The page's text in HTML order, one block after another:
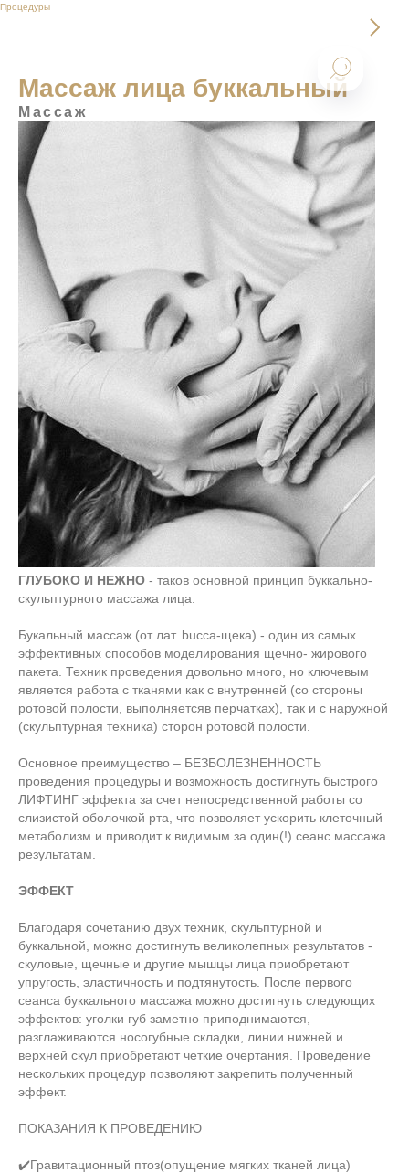
Процедуры
Массаж лица буккальный
Массаж
ГЛУБОКО И НЕЖНО - таков основной принцип буккально-
скульптурного массажа лица.
Букальный массаж (от лат. bucca-щека) - один из самых
эффективных способов моделирования щечно- жирового
пакета. Техник проведения довольно много, но ключевым
является работа с тканями как с внутренней (со стороны
ротовой полости, выполняетсяв перчатках), так и с наружной
(скульптурная техника) сторон ротовой полости.
Основное преимущество – БЕЗБОЛЕЗНЕННОСТЬ
проведения процедуры и возможность достигнуть быстрого
ЛИФТИНГ эффекта за счет непосредственной работы со
слизистой оболочкой рта, что позволяет ускорить клеточный
метаболизм и приводит к видимым за один(!) сеанс массажа
результатам.
ЭФФЕКТ
Благодаря сочетанию двух техник, скульптурной и
буккальной, можно достигнуть великолепных результатов -
скуловые, щечные и другие мышцы лица приобретают
упругость, эластичность и подтянутость. После первого
сеанса буккального массажа можно достигнуть следующих
эффектов: уголки губ заметно приподнимаются,
разглаживаются носогубные складки, линии нижней и
верхней скул приобретают четкие очертания. Проведение
нескольких процедур позволяют закрепить полученный
эффект.
ПОКАЗАНИЯ К ПРОВЕДЕНИЮ
✔️Гравитационный птоз(опущение мягких тканей лица)